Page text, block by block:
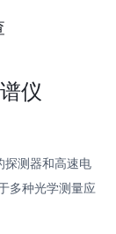
仪
探测器和高速电
多种光学测量应